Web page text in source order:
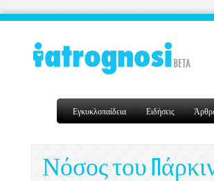
Εγκυκλοπαίδεια Ειδήσεις
Νόσος του